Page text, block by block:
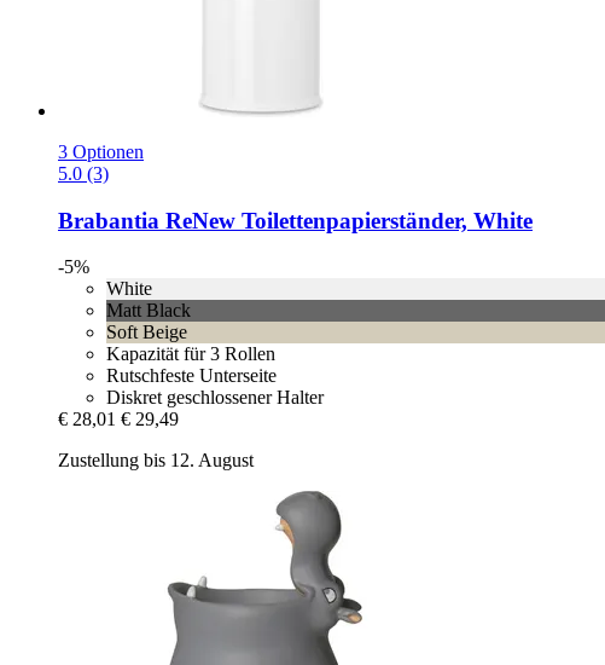
3 Optionen
5.0 (3)
Brabantia ReNew Toilettenpapierständer, White
-5%
White
Matt Black
Soft Beige
Kapazität für 3 Rollen
Rutschfeste Unterseite
Diskret geschlossener Halter
€ 28,01 € 29,49
Zustellung bis 12. August